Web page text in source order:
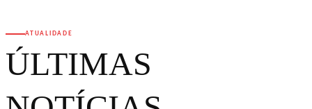
ATUALIDADE
ÚLTIMAS